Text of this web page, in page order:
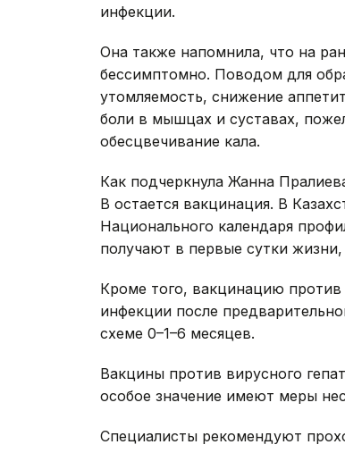
инфекции.
Она также напомнила, что на
бессимптомно. Поводом для
утомляемость, снижение
боли в мышцах и суставах,
обесцвечивание кала.
Как подчеркнула Жанна
В остается вакцинация. В
Национального календаря
получают в первые сутки
Кроме того, вакцинацию против
инфекции после
схеме 0–1–6 месяцев.
Вакцины против вирусного
особое значение имеют меры
Специалисты рекомендуют